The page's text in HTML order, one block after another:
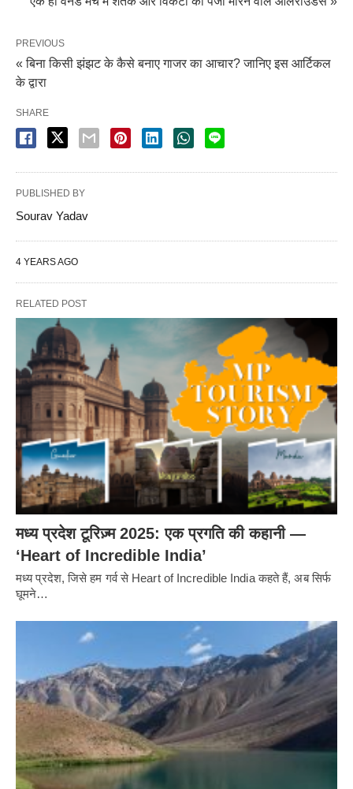
PREVIOUS
« बिना किसी झंझट के कैसे बनाए गाजर का आचार? जानिए इस आर्टिकल
के द्वारा
SHARE
PUBLISHED BY
Sourav Yadav
4 YEARS AGO
RELATED POST
मध्य प्रदेश टूरिज़्म 2025: एक प्रगति की कहानी —
‘Heart of Incredible India’
मध्य प्रदेश, जिसे हम गर्व से Heart of Incredible India कहते हैं, अब सिर्फ
घूमने…